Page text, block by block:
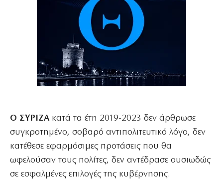
Ο ΣΥΡΙΖΑ κατά τα έτη 2019-2023 δεν άρθρωσε
συγκροτημένο, σοβαρό αντιπολιτευτικό λόγο, δεν
κατέθεσε εφαρμόσιμες προτάσεις που θα
ωφελούσαν τους πολίτες, δεν αντέδρασε ουσιωδώς
σε εσφαλμένες επιλογές της κυβέρνησης.